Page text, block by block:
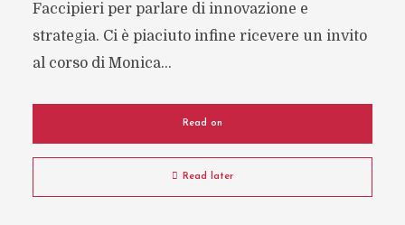
Faccipieri per parlare di innovazione e
strategia. Ci è piaciuto infine ricevere un invito
al corso di Monica...
Read on
Read later